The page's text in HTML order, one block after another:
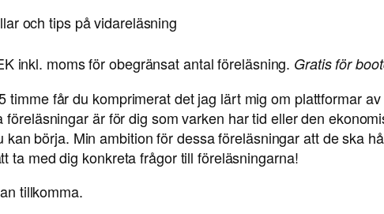
och tips på vidareläsning
inkl. moms för obegränsat antal föreläsning. Gratis för
får du komprimerat det jag lärt mig om plattformar
är för dig som varken har tid eller den
börja. Min ambition för dessa föreläsningar att de ska
ta med dig konkreta frågor till föreläsningarna!
tillkomma.